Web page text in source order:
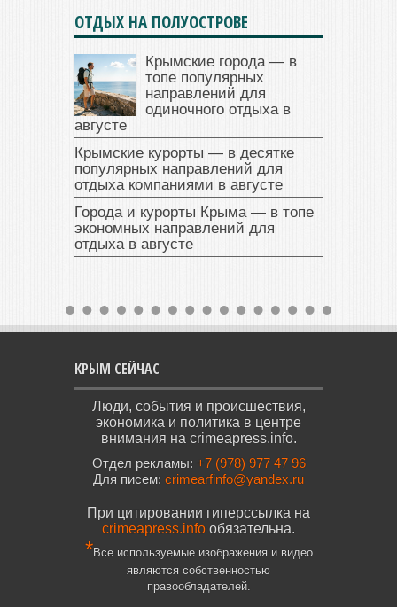
ОТДЫХ НА ПОЛУОСТРОВЕ
Крымские города — в
топе популярных
направлений для
одиночного отдыха в
августе
Крымские курорты — в десятке
популярных направлений для
отдыха компаниями в августе
Города и курорты Крыма — в топе
экономных направлений для
отдыха в августе
КРЫМ СЕЙЧАС
Люди, события и происшествия,
экономика и политика в центре
внимания на crimeapress.info.
Отдел рекламы: +7 (978) 977 47 96
Для писем: crimearfinfo@yandex.ru
При цитировании гиперссылка на
crimeapress.info обязательна.
*Все используемые изображения и видео
являются собственностью
правообладателей.